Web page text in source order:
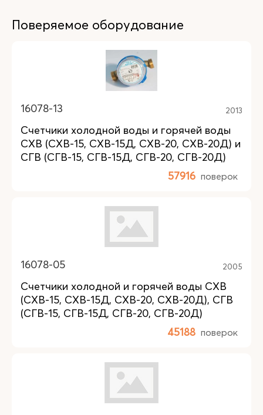
Поверяемое оборудование
16078-13 2013
Счетчики холодной воды и горячей воды
СХВ (СХВ-15, СХВ-15Д, СХВ-20, СХВ-20Д) и
СГВ (СГВ-15, СГВ-15Д, СГВ-20, СГВ-20Д)
57916 поверок
16078-05 2005
Счетчики холодной и горячей воды СХВ
(СХВ-15, СХВ-15Д, СХВ-20, СХВ-20Д), СГВ
(СГВ-15, СГВ-15Д, СГВ-20, СГВ-20Д)
45188 поверок